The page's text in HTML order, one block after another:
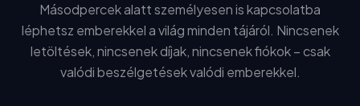
Másodpercek alatt személyesen is kapcsolatba
léphetsz emberekkel a világ minden tájáról. Nincsenek
letöltések, nincsenek díjak, nincsenek fiókok – csak
valódi beszélgetések valódi emberekkel.